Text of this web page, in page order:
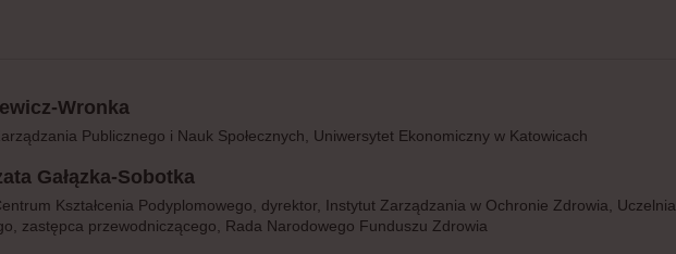
Wronka
Publicznego i Nauk Społecznych, Uniwersytet Ekonomiczny w Katowicach
Gałązka-Sobotka
Kształcenia Podyplomowego, dyrektor, Instytut Zarządzania w Ochronie Zdrowia, Uczelnia
zastępca przewodniczącego, Rada Narodowego Funduszu Zdrowia